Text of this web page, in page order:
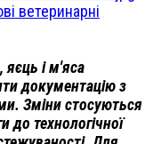
ветеринарні
і м'яса
документацію з
Зміни стосуються
до технологічної